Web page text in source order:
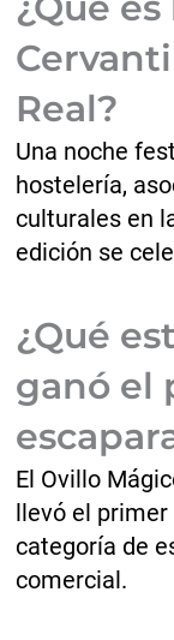
Real?
Una noche
hostelería,
culturales en
edición se
¿Qué
ganó el
El Ovillo
llevó el
categoría de
comercial.